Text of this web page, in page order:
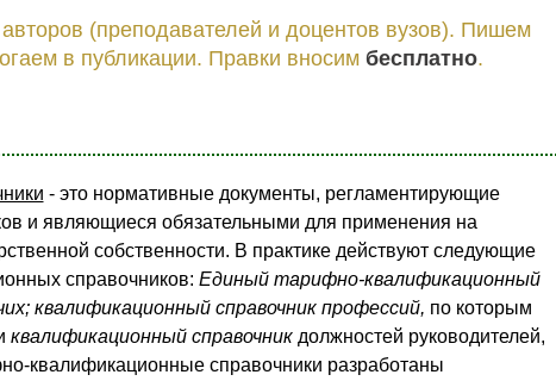
(преподавателей и доцентов вузов). Пишем
в публикации. Правки вносим бесплатно.
- это нормативные документы, регламентирующие
и являющиеся обязательными для применения на
собственности. В практике действуют следующие
справочников: Единый тарифно-квалификационный
квалификационный справочник профессий, по которым
квалификационный справочник должностей руководителей,
квалификационные справочники разработаны